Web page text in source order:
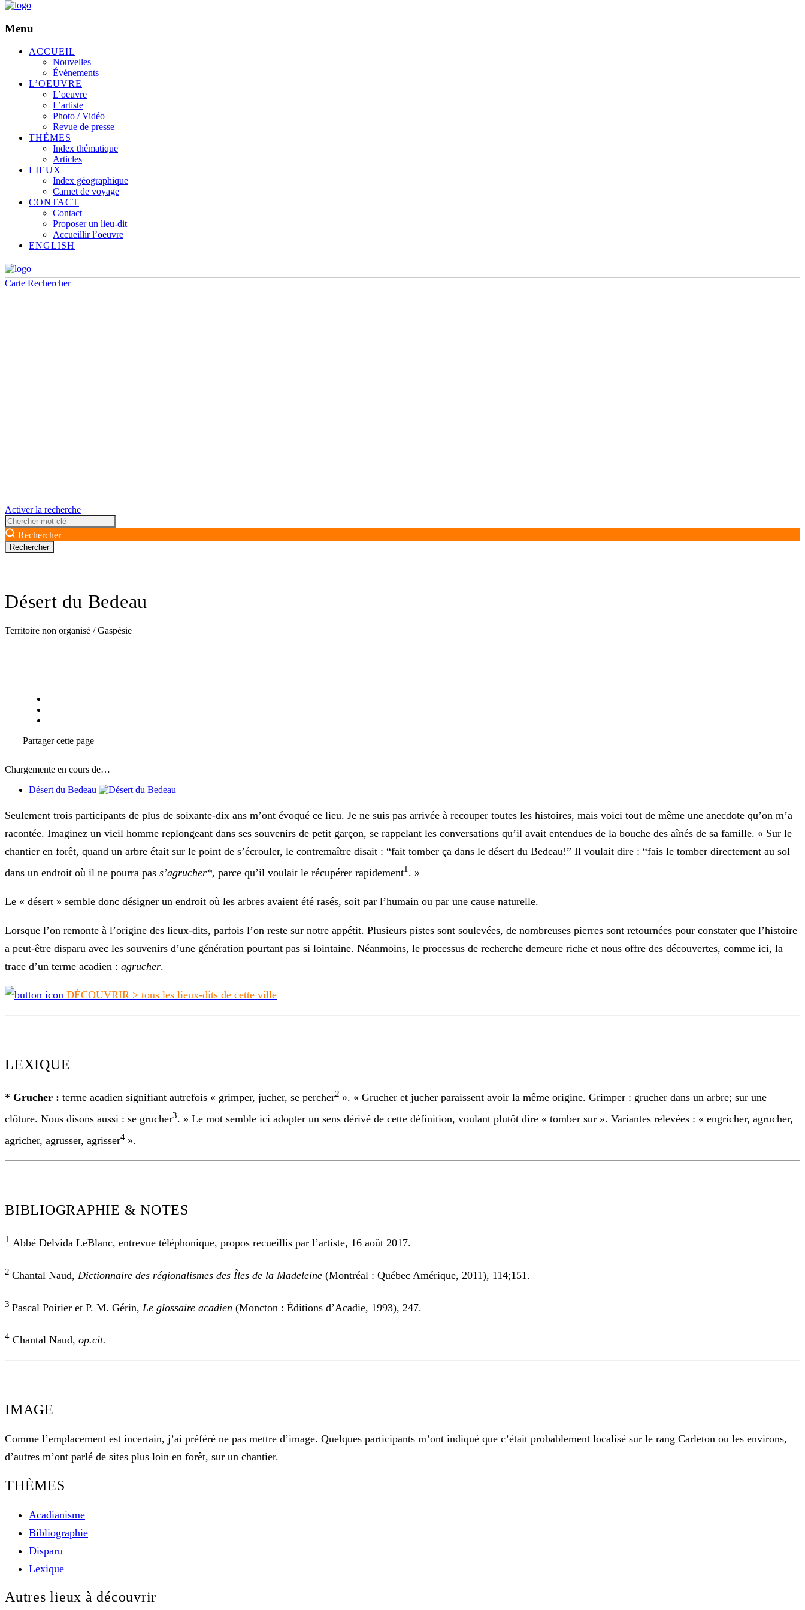
Menu
ACCUEIL
Nouvelles
Événements
L’OEUVRE
L’oeuvre
L’artiste
Photo / Vidéo
Revue de presse
THÈMES
Index thématique
Articles
LIEUX
Index géographique
Carnet de voyage
CONTACT
Contact
Proposer un lieu-dit
Accueillir l’oeuvre
ENGLISH
Carte Rechercher
Activer la recherche
Rechercher
Désert du Bedeau
Territoire non organisé / Gaspésie
Partager cette page
Chargemente en cours de…
Désert du Bedeau
Seulement trois participants de plus de soixante-dix ans m’ont évoqué ce lieu. Je ne suis pas arrivée à recouper toutes les histoires, mais voici tout de même une anecdote qu’on m’a
racontée. Imaginez un vieil homme replongeant dans ses souvenirs de petit garçon, se rappelant les conversations qu’il avait entendues de la bouche des aînés de sa famille. « Sur le
chantier en forêt, quand un arbre était sur le point de s’écrouler, le contremaître disait : “fait tomber ça dans le désert du Bedeau!” Il voulait dire : “fais le tomber directement au sol
dans un endroit où il ne pourra pas s’agrucher*, parce qu’il voulait le récupérer rapidement1. »
Le « désert » semble donc désigner un endroit où les arbres avaient été rasés, soit par l’humain ou par une cause naturelle.
Lorsque l’on remonte à l’origine des lieux-dits, parfois l’on reste sur notre appétit. Plusieurs pistes sont soulevées, de nombreuses pierres sont retournées pour constater que l’histoire
a peut-être disparu avec les souvenirs d’une génération pourtant pas si lointaine. Néanmoins, le processus de recherche demeure riche et nous offre des découvertes, comme ici, la
trace d’un terme acadien : agrucher.
DÉCOUVRIR > tous les lieux-dits de cette ville
LEXIQUE
* Grucher : terme acadien signifiant autrefois « grimper, jucher, se percher2 ». « Grucher et jucher paraissent avoir la même origine. Grimper : grucher dans un arbre; sur une
clôture. Nous disons aussi : se grucher3. » Le mot semble ici adopter un sens dérivé de cette définition, voulant plutôt dire « tomber sur ». Variantes relevées : « engricher, agrucher,
agricher, agrusser, agrisser4 ».
BIBLIOGRAPHIE & NOTES
1 Abbé Delvida LeBlanc, entrevue téléphonique, propos recueillis par l’artiste, 16 août 2017.
2 Chantal Naud, Dictionnaire des régionalismes des Îles de la Madeleine (Montréal : Québec Amérique, 2011), 114;151.
3 Pascal Poirier et P. M. Gérin, Le glossaire acadien (Moncton : Éditions d’Acadie, 1993), 247.
4 Chantal Naud, op.cit.
IMAGE
Comme l’emplacement est incertain, j’ai préféré ne pas mettre d’image. Quelques participants m’ont indiqué que c’était probablement localisé sur le rang Carleton ou les environs,
d’autres m’ont parlé de sites plus loin en forêt, sur un chantier.
THÈMES
Acadianisme
Bibliographie
Disparu
Lexique
Autres lieux à découvrir